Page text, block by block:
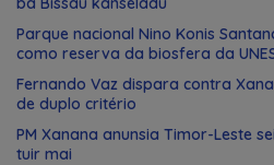
Parque nacional Nino Konis
como reserva da biosfera da
Fernando Vaz dispara contra
de duplo critério
PM Xanana anunsia Timor-Leste
tuir mai